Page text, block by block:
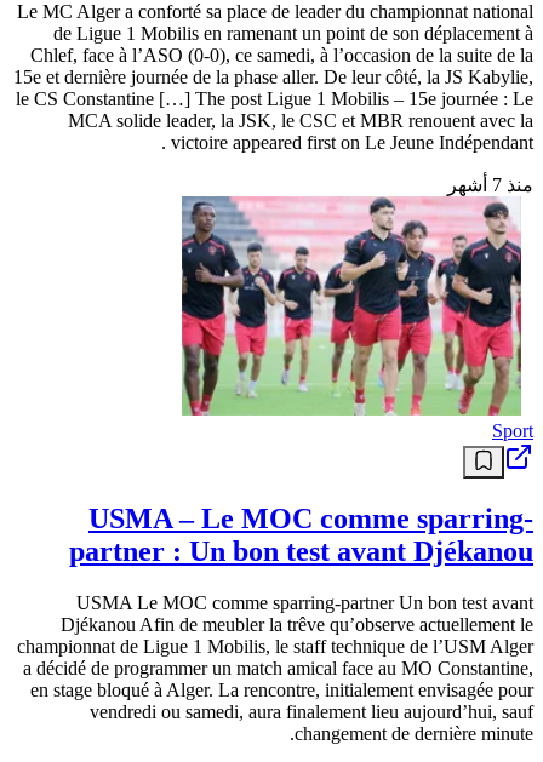
Le MC Alger a conforté sa place de leader du championnat national
de Ligue 1 Mobilis en ramenant un point de son déplacement à
Chlef, face à l’ASO (0-0), ce samedi, à l’occasion de la suite de la
15e et dernière journée de la phase aller. De leur côté, la JS Kabylie,
le CS Constantine […] The post Ligue 1 Mobilis – 15e journée : Le
MCA solide leader, la JSK, le CSC et MBR renouent avec la
victoire appeared first on Le Jeune Indépendant .
منذ 7 أشهر
Sport
USMA – Le MOC comme sparring-
partner : Un bon test avant Djékanou
USMA Le MOC comme sparring-partner Un bon test avant
Djékanou Afin de meubler la trêve qu’observe actuellement le
championnat de Ligue 1 Mobilis, le staff technique de l’USM Alger
a décidé de programmer un match amical face au MO Constantine,
en stage bloqué à Alger. La rencontre, initialement envisagée pour
vendredi ou samedi, aura finalement lieu aujourd’hui, sauf
changement de dernière minute.